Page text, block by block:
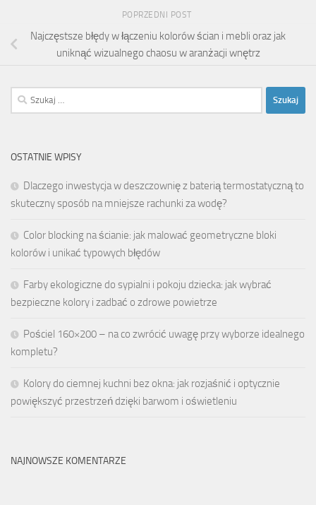
POPRZEDNI POST
Najczęstsze błędy w łączeniu kolorów ścian i mebli oraz jak
uniknąć wizualnego chaosu w aranżacji wnętrz
Szukaj:
OSTATNIE WPISY
Dlaczego inwestycja w deszczownię z baterią termostatyczną to
skuteczny sposób na mniejsze rachunki za wodę?
Color blocking na ścianie: jak malować geometryczne bloki
kolorów i unikać typowych błędów
Farby ekologiczne do sypialni i pokoju dziecka: jak wybrać
bezpieczne kolory i zadbać o zdrowe powietrze
Pościel 160×200 – na co zwrócić uwagę przy wyborze idealnego
kompletu?
Kolory do ciemnej kuchni bez okna: jak rozjaśnić i optycznie
powiększyć przestrzeń dzięki barwom i oświetleniu
NAJNOWSZE KOMENTARZE